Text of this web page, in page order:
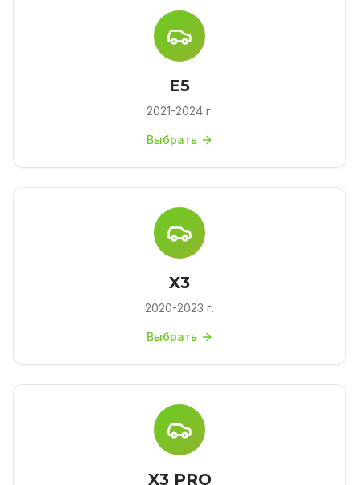
E5
2021-2024 г.
Выбрать
X3
2020-2023 г.
Выбрать
X3 PRO